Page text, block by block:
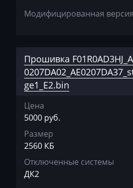
Fendt
Fiat
Ford
Foton
Freightliner
Furukawa
GAC
Модифицированная
Прошивка
ge1_E2.bin
Цена
5000 руб.
Размер
2560 КБ
Отключенные системы
ДК2